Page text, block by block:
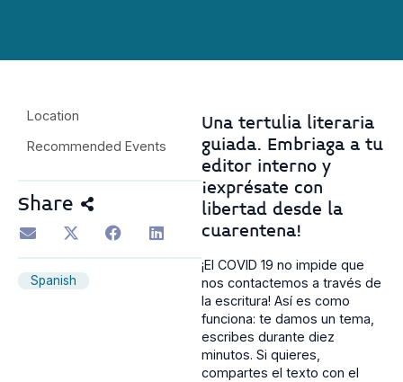
Location
Recommended Events
Share
Spanish
Una tertulia literaria
guiada. Embriaga a tu
editor interno y
¡exprésate con
libertad desde la
cuarentena!
¡El COVID 19 no impide que
nos contactemos a través de
la escritura! Así es como
funciona: te damos un tema,
escribes durante diez
minutos. Si quieres,
compartes el texto con el